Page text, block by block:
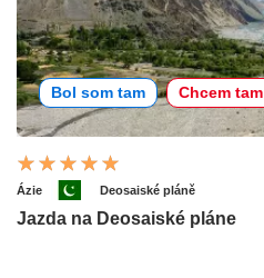
Bol som tam Chcem tam
Ázie Deosaiské pláně
Jazda na Deosaiské pláne